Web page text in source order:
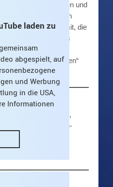
die für uns neu waren und
Gigs ausfallen
bei 2 der Songs damit, die
schneiden. Und dies
Aufnahmen
die späteren „richtigen“
mit dem Ergebnis,
erste Archetypen-
laden zu
abgespielt, auf
und Werbung
in die USA,
Informationen